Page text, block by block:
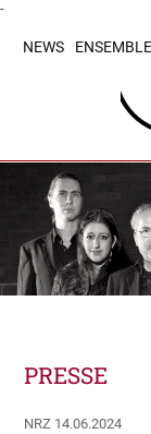
-
NEWS ENSEMBLE
PRESSE
NRZ 14.06.2024